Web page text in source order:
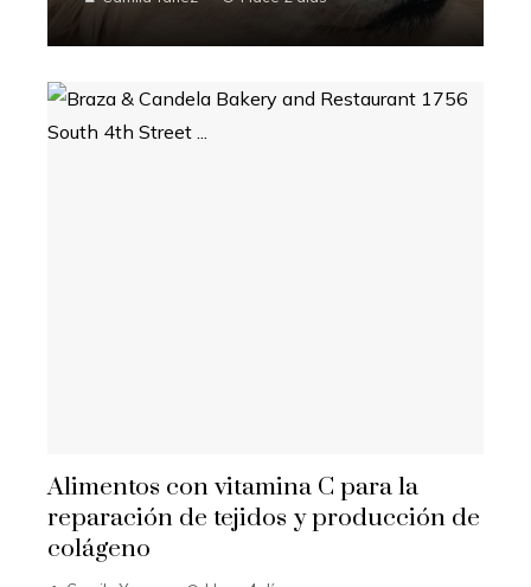
Alimentos con vitamina C para la
reparación de tejidos y producción de
colágeno